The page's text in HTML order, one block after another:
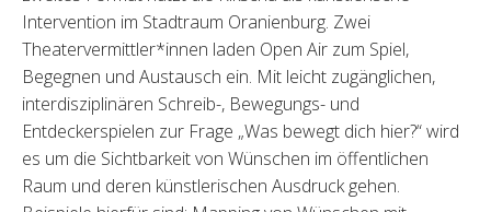
Intervention im Stadtraum Oranienburg. Zwei
Theatervermittler*innen laden Open Air zum Spiel,
Begegnen und Austausch ein. Mit leicht zugänglichen,
interdisziplinären Schreib-, Bewegungs- und
Entdeckerspielen zur Frage „Was bewegt dich hier?“ wird
es um die Sichtbarkeit von Wünschen im öffentlichen
Raum und deren künstlerischen Ausdruck gehen.